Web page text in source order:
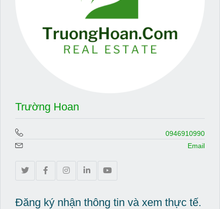
Trường Hoan
0946910990
Email
Đăng ký nhận thông tin và xem thực tế.